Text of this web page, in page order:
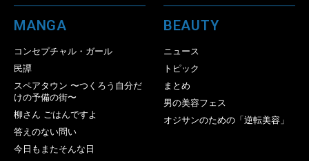
MANGA
コンセプチャル・ガール
民譚
スペアタウン 〜つくろう自分だ
けの予備の街〜
柳さん ごはんですよ
答えのない問い
今日もまたそんな日
BEAUTY
ニュース
トピック
まとめ
男の美容フェス
オジサンのための「逆転美容」